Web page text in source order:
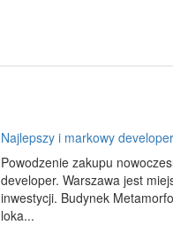
Najlepszy i markowy
Powodzenie zakupu
developer. Warszawa jest
inwestycji. Budynek
loka...